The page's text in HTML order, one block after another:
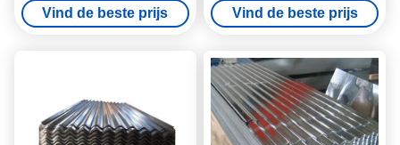
bladen
Vind de beste prijs
van het Dakwerkdak
Vind de beste prijs